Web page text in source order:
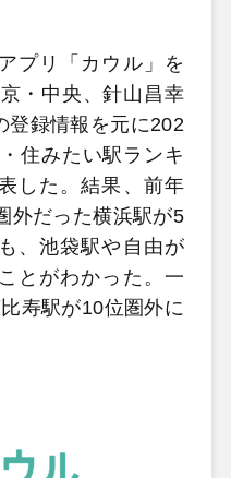
プリ「カウル」を
・中央、針山昌幸
登録情報を元に202
住みたい駅ランキ
した。結果、前年
外だった横浜駅が5
、池袋駅や自由が
とがわかった。一
寿駅が10位圏外に